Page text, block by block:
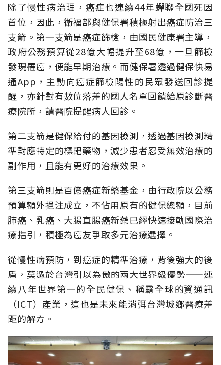
除了慢性病治理，癌症也連續44年蟬聯全國死因
首位，因此，衛福部與健保署積極射出癌症防治三
支箭。第一支箭是癌症篩檢，由國民健康署主導，
政府公務預算從28億大幅提升至68億，一旦篩檢
發現罹癌，便能早期治療。而健保署透過健保快易
通App，主動向癌症篩檢陽性的民眾發送回診提
醒，亦針對有數位落差的國人名單回饋給原診斷醫
療院所，請醫院提醒病人回診。
第二支箭是健保給付的基因檢測，透過基因檢測精
準對應特定的標靶藥物，減少患者忍受無效治療的
副作用，且能有更好的治療效果。
第三支箭則是百億癌症新藥基金，由行政院以公務
預算額外挹注成立，不佔用原有的健保總額，目前
肺癌、乳癌、大腸直腸癌新藥已經快速接軌國際治
療指引，積極為癌友爭取多元治療選擇。
從慢性病預防，到癌症的精準治療，背後強大的後
盾，莫過於台灣引以為傲的兩大世界級優勢——連
續八年世界第一的全民健保、稱霸全球的資通訊
（ICT）產業，這也是未來能消弭台灣城鄉醫療差
距的解方。